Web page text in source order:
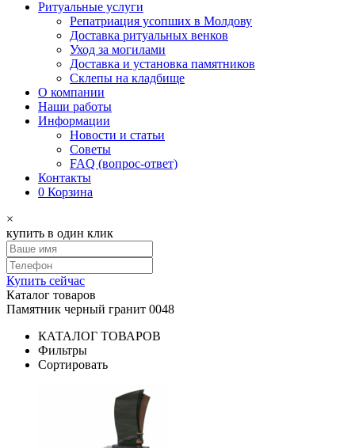
Ритуальные услуги
Репатриация усопших в Молдову
Доставка ритуальных венков
Уход за могилами
Доставка и установка памятников
Склепы на кладбище
О компании
Наши работы
Информации
Новости и статьи
Советы
FAQ (вопрос-ответ)
Контакты
0 Корзина
×
купить в один клик
Купить сейчас
Каталог товаров
Памятник черный гранит 0048
КАТАЛОГ ТОВАРОВ
Фильтры
Сортировать